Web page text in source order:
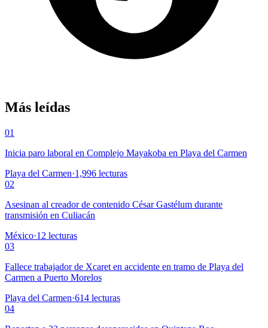
Más leídas
01
Inicia paro laboral en Complejo Mayakoba en Playa del Carmen
Playa del Carmen·1,996 lecturas
02
Asesinan al creador de contenido César Gastélum durante
transmisión en Culiacán
México·12 lecturas
03
Fallece trabajador de Xcaret en accidente en tramo de Playa del
Carmen a Puerto Morelos
Playa del Carmen·614 lecturas
04